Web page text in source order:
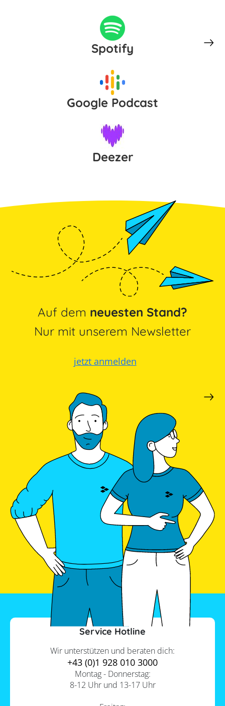
Spotify
Google Podcast
Deezer
Auf dem neuesten Stand?
Nur mit unserem Newsletter
jetzt anmelden
Service Hotline
Wir unterstützen und beraten dich:
+43 (0)1 928 010 3000
Montag - Donnerstag:
8-12 Uhr und 13-17 Uhr